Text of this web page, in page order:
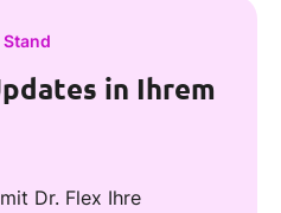
in Ihrem
Dr. Flex Ihre